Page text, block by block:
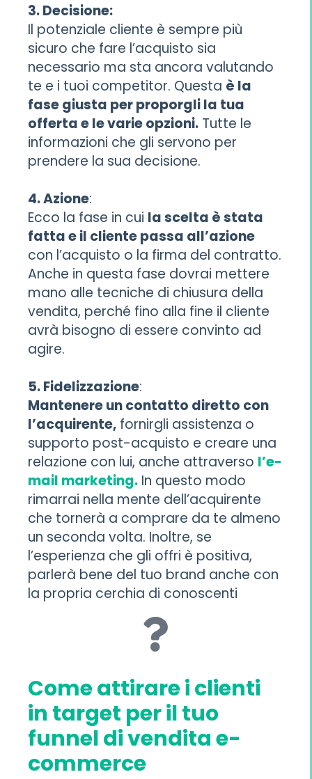
3. Decisione:
Il potenziale cliente è sempre più
sicuro che fare l’acquisto sia
necessario ma sta ancora valutando
te e i tuoi competitor. Questa è la
fase giusta per proporgli la tua
offerta e le varie opzioni. Tutte le
informazioni che gli servono per
prendere la sua decisione.
4. Azione:
Ecco la fase in cui la scelta è stata
fatta e il cliente passa all’azione
con l’acquisto o la firma del contratto.
Anche in questa fase dovrai mettere
mano alle tecniche di chiusura della
vendita, perché fino alla fine il cliente
avrà bisogno di essere convinto ad
agire.
5. Fidelizzazione:
Mantenere un contatto diretto con
l’acquirente, fornirgli assistenza o
supporto post-acquisto e creare una
relazione con lui, anche attraverso l’e-
mail marketing. In questo modo
rimarrai nella mente dell’acquirente
che tornerà a comprare da te almeno
un seconda volta. Inoltre, se
l’esperienza che gli offri è positiva,
parlerà bene del tuo brand anche con
la propria cerchia di conoscenti
Come attirare i clienti
in target per il tuo
funnel di vendita e-
commerce